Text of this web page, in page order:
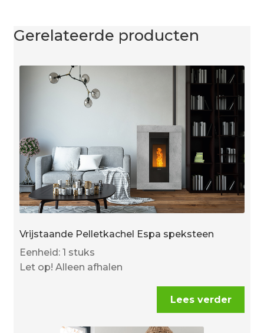
Gerelateerde producten
Vrijstaande Pelletkachel Espa speksteen
Eenheid: 1 stuks
Let op! Alleen afhalen
Lees verder